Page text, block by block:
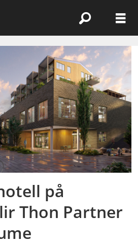
på
Thon Partner